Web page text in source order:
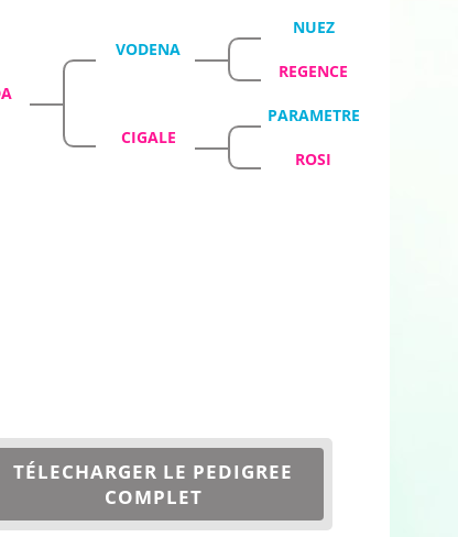
VODENA
NUEZ
REGENCE
CIGALE
PARAMETRE
ROSI
TÉLECHARGER LE PEDIGREE
COMPLET